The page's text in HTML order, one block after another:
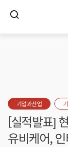
기업과산업
[실적발표]
유비케어,